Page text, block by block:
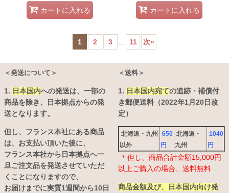
カートに入れる カートに入れる
1 2 3 11 次»
＜発送について＞
1. 日本国内への発送は、 一部の
商品を除き、日本拠点からの発
送となります。
但し、フランス本社にある商品
は、お支払い頂いた後に、
フランス本社から日本拠点へ一
旦ご注文品を発送させていただ
くことになりますので、
お届けまでに実質1週間から10日
＜送料＞
1. 日本国内宛ての追跡・補償付
き郵便送料（2022年1月20日改
定）
北海道・九州
以外
650
円
北海道・
九州
1040
円
＊但し、商品合計金額15,000円
以上ご購入の場合、送料無料
商品金額及び、日本国内向け発